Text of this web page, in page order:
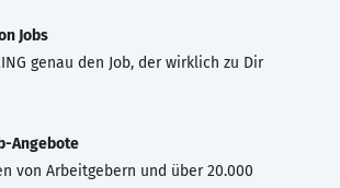
Jobs
genau den Job, der wirklich zu Dir
Angebote
von Arbeitgebern und über 20.000